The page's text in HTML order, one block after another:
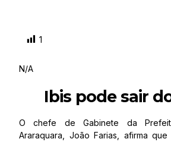
1
N/A
Ibis pode sair
O chefe de Gabinete da
Araraquara, João Farias, afirma